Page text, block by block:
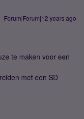
Forum|Forum|12 years ago
te maken voor een
met een SD